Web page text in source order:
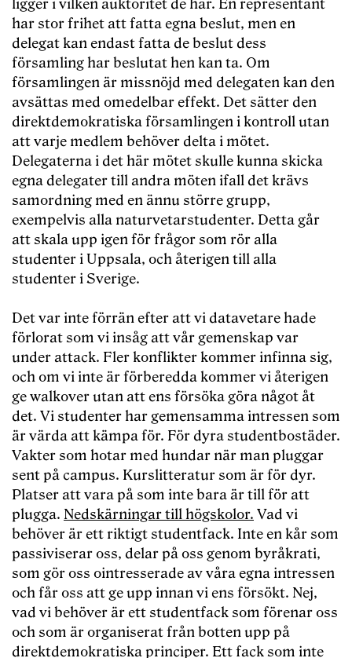
ligger i vilken auktoritet de har. En representant
har stor frihet att fatta egna beslut, men en
delegat kan endast fatta de beslut dess
församling har beslutat hen kan ta. Om
församlingen är missnöjd med delegaten kan den
avsättas med omedelbar effekt. Det sätter den
direktdemokratiska församlingen i kontroll utan
att varje medlem behöver delta i mötet.
Delegaterna i det här mötet skulle kunna skicka
egna delegater till andra möten ifall det krävs
samordning med en ännu större grupp,
exempelvis alla naturvetarstudenter. Detta går
att skala upp igen för frågor som rör alla
studenter i Uppsala, och återigen till alla
studenter i Sverige.
Det var inte förrän efter att vi datavetare hade
förlorat som vi insåg att vår gemenskap var
under attack. Fler konflikter kommer infinna sig,
och om vi inte är förberedda kommer vi återigen
ge walkover utan att ens försöka göra något åt
det. Vi studenter har gemensamma intressen som
är värda att kämpa för. För dyra studentbostäder.
Vakter som hotar med hundar när man pluggar
sent på campus. Kurslitteratur som är för dyr.
Platser att vara på som inte bara är till för att
plugga. Nedskärningar till högskolor. Vad vi
behöver är ett riktigt studentfack. Inte en kår som
passiviserar oss, delar på oss genom byråkrati,
som gör oss ointresserade av våra egna intressen
och får oss att ge upp innan vi ens försökt. Nej,
vad vi behöver är ett studentfack som förenar oss
och som är organiserat från botten upp på
direktdemokratiska principer. Ett fack som inte